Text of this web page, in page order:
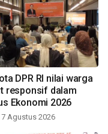
DPR RI nilai warga
responsif dalam
Ekonomi 2026
Agustus 2026